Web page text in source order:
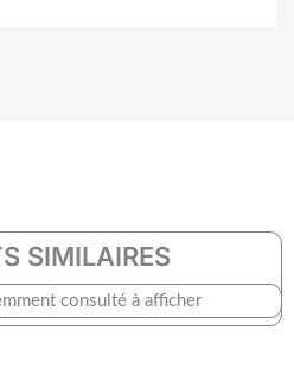
SIMILAIRES
consulté à afficher